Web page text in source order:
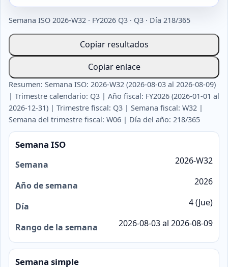
Semana ISO 2026-W32 · FY2026 Q3 · Q3 · Día 218/365
Copiar resultados
Copiar enlace
Resumen: Semana ISO: 2026-W32 (2026-08-03 al 2026-08-09)
| Trimestre calendario: Q3 | Año fiscal: FY2026 (2026-01-01 al
2026-12-31) | Trimestre fiscal: Q3 | Semana fiscal: W32 |
Semana del trimestre fiscal: W06 | Día del año: 218/365
Semana ISO
Semana 2026-W32
Año de semana 2026
Día 4 (Jue)
Rango de la semana 2026-08-03 al 2026-08-09
Semana simple